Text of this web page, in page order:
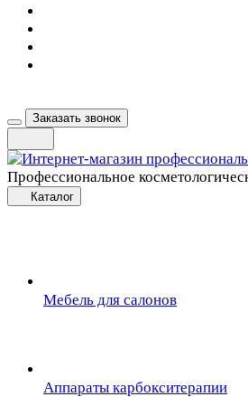
Заказать звонок
Профессиональное
Каталог
Мебель для салонов
Аппараты карбокситерапии